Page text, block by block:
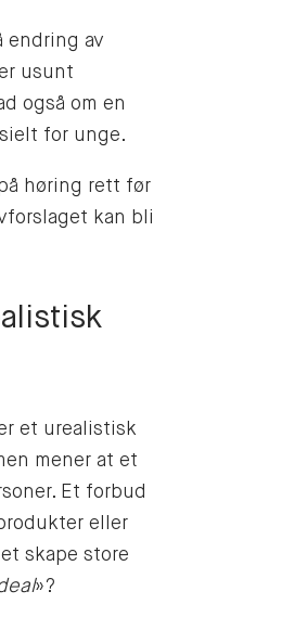
endring av
usunt
også om en
for unge.
høring rett før
kan bli
et urealistisk
mener at et
Et forbud
eller
skape store
»?